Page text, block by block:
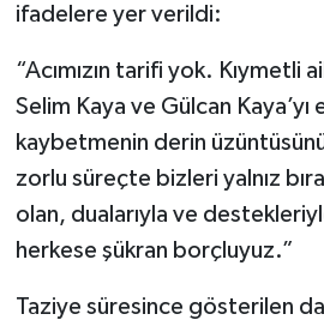
ifadelere yer verildi:
“Acımızın tarifi yok. Kıymetli
Selim Kaya ve Gülcan Kaya’yı
kaybetmenin derin
zorlu süreçte bizleri yalnız
olan, dualarıyla ve
herkese şükran borçluyuz.”
Taziye süresince gösterilen